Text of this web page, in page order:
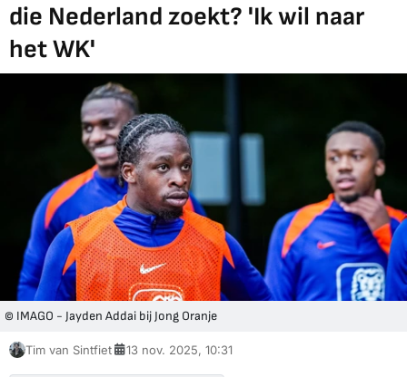
die Nederland zoekt? 'Ik wil naar
het WK'
© IMAGO - Jayden Addai bij Jong Oranje
Tim van Sintfiet 13 nov. 2025, 10:31